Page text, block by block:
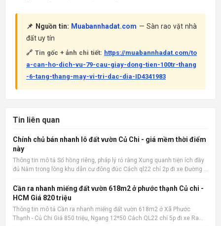
📌 Nguồn tin: Muabannhadat.com — Sàn rao vặt nhà
đất uy tín
🔗 Tin gốc + ảnh chi tiết: https://muabannhadat.com/to
a-can-ho-dich-vu-79-cau-giay-dong-tien-100tr-thang
-6-tang-thang-may-vi-tri-dac-dia-ID4341983
Tin liên quan
Chính chủ bán nhanh lô đất vườn Củ Chi - giá mềm thời điểm
này
Thông tin mô tả Sổ hồng riêng, pháp lý rỏ ràng Xung quanh tiện ích đầy
đủ Nằm trong lòng khu dân cư đông đúc Cách ql22 chỉ 2p đi xe Đường ô
Muabannhadat.com &mdash; Sàn rao vặt nhà đất uy tín 🔗
Cần ra nhanh miếng đất vườn 618m2 ở phước thạnh Củ chi -
HCM Giá 820 triệu
Thông tin mô tả Cần ra nhanh miếng đất vườn 618m2 ở Xã Phước
Thạnh - Củ Chi Giá 850 triệu, Ngang 12*50 Cách QL22 chỉ 5p đi xe Ra